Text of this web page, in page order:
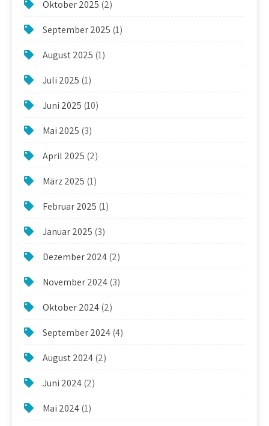
Oktober 2025 (2)
September 2025 (1)
August 2025 (1)
Juli 2025 (1)
Juni 2025 (10)
Mai 2025 (3)
April 2025 (2)
März 2025 (1)
Februar 2025 (1)
Januar 2025 (3)
Dezember 2024(2)
November 2024(3)
Oktober 2024(2)
September 2024(4)
August 2024(2)
Juni 2024(2)
Mai 2024(1)